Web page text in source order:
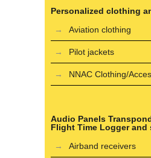
Personalized clothing
Aviation clothing
Pilot jackets
NNAC Clothing/
Audio Panels
Flight Time Logger and
Airband receivers